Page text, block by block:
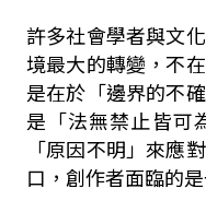
許多社會學者與文
境最大的轉變，不
是在於「邊界的不
是「法無禁止皆可
「原因不明」來應
口，創作者面臨的